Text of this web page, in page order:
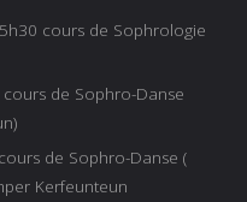
cours de Sophrologie
de Sophro-Danse
de Sophro-Danse (
Kerfeunteun